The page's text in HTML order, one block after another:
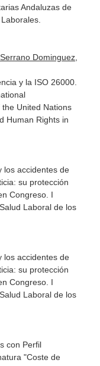
Andaluzas de
Dominguez,
y la ISO 26000.
United Nations
Human Rights in
los accidentes de
su protección
Congreso. I
Laboral de los
los accidentes de
su protección
Congreso. I
Laboral de los
con Perfil
"Coste de